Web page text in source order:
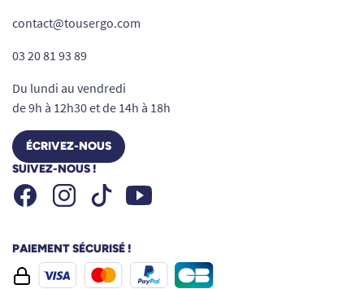
contact@tousergo.com
03 20 81 93 89
Du lundi au vendredi
de 9h à 12h30 et de 14h à 18h
ÉCRIVEZ-NOUS
SUIVEZ-NOUS !
FacebookInstagramTiktok Youtube
PAIEMENT SÉCURISÉ !